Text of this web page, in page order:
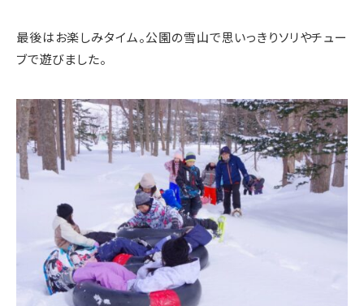
最後はお楽しみタイム。公園の雪山で思いっきりソリやチュー
ブで遊びました。